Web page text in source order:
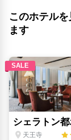
近鉄上本町
人気スポット
大阪城(2.64km)
大阪城公園
大阪城天守閣
大阪水族館 海遊
心斎橋筋
梅田スカイビル
通天閣(2.11km)
道頓堀(1.72km)
このホテル
ます